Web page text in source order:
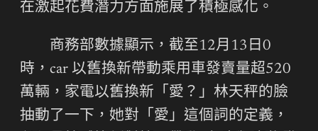
在激起花費潛力方面施展了積極感化。
商務部數據顯示，截至12月13日0
時，car 以舊換新帶動乘用車發賣量超520
萬輛，家電以舊換新「愛？」林天秤的臉
抽動了一下，她對「愛」這個詞的定義，